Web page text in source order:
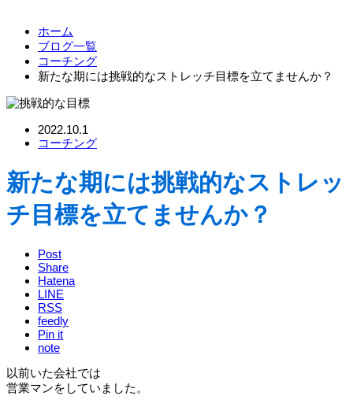
ホーム
ブログ一覧
コーチング
新たな期には挑戦的なストレッチ目標を立てませんか？
2022.10.1
コーチング
新たな期には挑戦的なストレッ
チ目標を立てませんか？
Post
Share
Hatena
LINE
RSS
feedly
Pin it
note
以前いた会社では
営業マンをしていました。